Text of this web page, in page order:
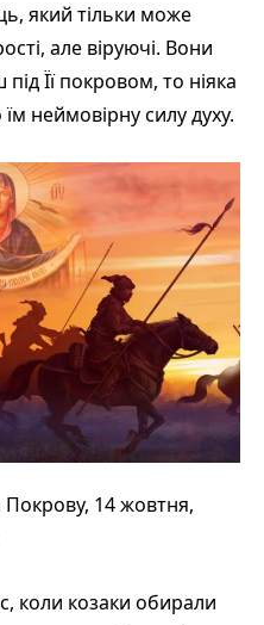
який тільки може
але віруючі. Вони
Її покровом, то ніяка
неймовірну силу духу.
14 жовтня,
коли козаки обирали